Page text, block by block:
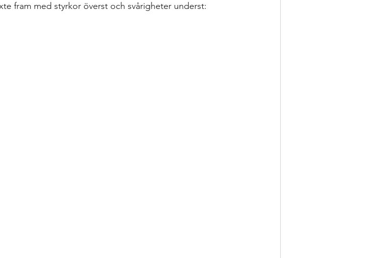
fram med styrkor överst och svårigheter underst: